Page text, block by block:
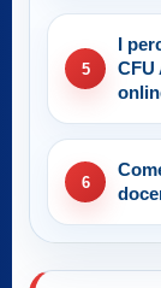
5
I
CFU
6